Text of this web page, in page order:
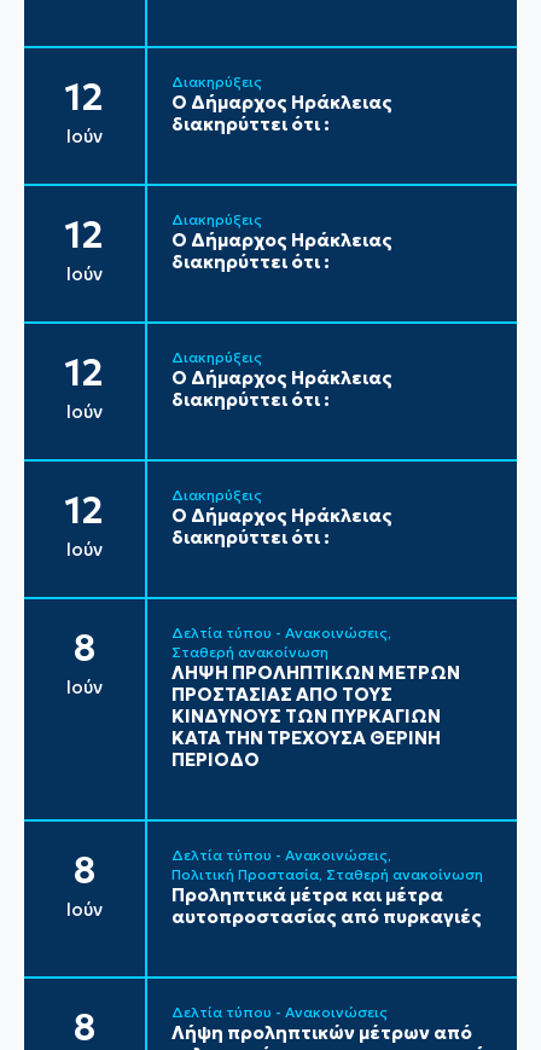
12
Ιούν
Διακηρύξεις
Ο Δήμαρχος Ηράκλειας
διακηρύττει ότι :
12
Ιούν
Διακηρύξεις
Ο Δήμαρχος Ηράκλειας
διακηρύττει ότι :
12
Ιούν
Διακηρύξεις
Ο Δήμαρχος Ηράκλειας
διακηρύττει ότι :
12
Ιούν
Διακηρύξεις
Ο Δήμαρχος Ηράκλειας
διακηρύττει ότι :
8
Ιούν
Δελτία τύπου - Ανακοινώσεις
Σταθερή ανακοίνωση
ΛΗΨΗ ΠΡΟΛΗΠΤΙΚΩΝ ΜΕΤΡΩΝ
ΠΡΟΣΤΑΣΙΑΣ ΑΠΟ ΤΟΥΣ
ΚΙΝΔΥΝΟΥΣ ΤΩΝ ΠΥΡΚΑΓΙΩΝ
ΚΑΤΑ ΤΗΝ ΤΡΕΧΟΥΣΑ ΘΕΡΙΝΗ
ΠΕΡΙΟΔΟ
8
Ιούν
Δελτία τύπου - Ανακοινώσεις
Πολιτική Προστασία Σταθερή ανακοίνωση
Προληπτικά μέτρα και μέτρα
αυτοπροστασίας από πυρκαγιές
8 Δελτία τύπου - Ανακοινώσεις
Λήψη προληπτικών μέτρων από